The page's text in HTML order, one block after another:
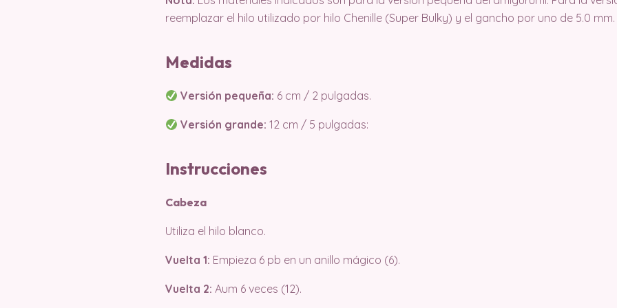
reemplazar el hilo utilizado por hilo Chenille (Super Bulky) y el gancho por uno de 5.0 mm.
Medidas
Versión pequeña: 6 cm / 2 pulgadas.
Versión grande: 12 cm / 5 pulgadas:
Instrucciones
Cabeza
Utiliza el hilo blanco.
Vuelta 1: Empieza 6 pb en un anillo mágico (6).
Vuelta 2: Aum 6 veces (12).